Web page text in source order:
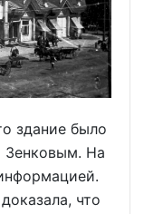
здание было
Зенковым. На
что